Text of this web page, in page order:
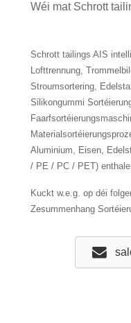
Wéi mat Schrott
Schrott tailings AIS
Lofttrennung,
Stroumsortering,
Silikongummi
Aluminium, Eisen,
/ PE / PC / PET)
Kuckt w.e.g. op déi
Zesummenhang